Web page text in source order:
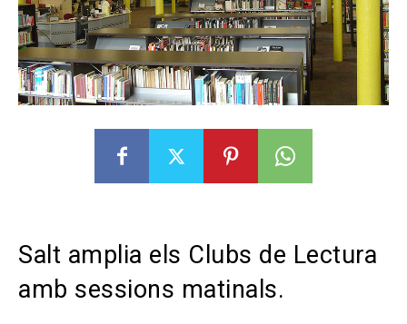
Salt amplia els Clubs de Lectura
amb sessions matinals.